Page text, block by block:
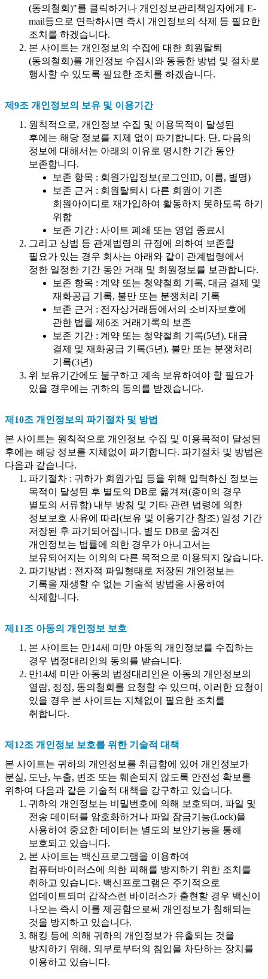
(동의철회)"를 클릭하거나 개인정보관리책임자에게 E-
mail등으로 연락하시면 즉시 개인정보의 삭제 등 필요한
조치를 하겠습니다.
본 사이트는 개인정보의 수집에 대한 회원탈퇴
(동의철회)를 개인정보 수집시와 동등한 방법 및 절차로
행사할 수 있도록 필요한 조치를 하겠습니다.
제9조 개인정보의 보유 및 이용기간
원칙적으로, 개인정보 수집 및 이용목적이 달성된
후에는 해당 정보를 지체 없이 파기합니다. 단, 다음의
정보에 대해서는 아래의 이유로 명시한 기간 동안
보존합니다.
보존 항목 : 회원가입정보(로그인ID, 이름, 별명)
보존 근거 : 회원탈퇴시 다른 회원이 기존
회원아이디로 재가입하여 활동하지 못하도록 하기
위함
보존 기간 : 사이트 폐쇄 또는 영업 종료시
그리고 상법 등 관계법령의 규정에 의하여 보존할
필요가 있는 경우 회사는 아래와 같이 관계법령에서
정한 일정한 기간 동안 거래 및 회원정보를 보관합니다.
보존 항목 : 계약 또는 청약철회 기록, 대금 결제 및
재화공급 기록, 불만 또는 분쟁처리 기록
보존 근거 : 전자상거래등에서의 소비자보호에
관한 법률 제6조 거래기록의 보존
보존 기간 : 계약 또는 청약철회 기록(5년), 대금
결제 및 재화공급 기록(5년), 불만 또는 분쟁처리
기록(3년)
위 보유기간에도 불구하고 계속 보유하여야 할 필요가
있을 경우에는 귀하의 동의를 받겠습니다.
제10조 개인정보의 파기절차 및 방법
본 사이트는 원칙적으로 개인정보 수집 및 이용목적이 달성된
후에는 해당 정보를 지체없이 파기합니다. 파기절차 및 방법은
다음과 같습니다.
파기절차 : 귀하가 회원가입 등을 위해 입력하신 정보는
목적이 달성된 후 별도의 DB로 옮겨져(종이의 경우
별도의 서류함) 내부 방침 및 기타 관련 법령에 의한
정보보호 사유에 따라(보유 및 이용기간 참조) 일정 기간
저장된 후 파기되어집니다. 별도 DB로 옮겨진
개인정보는 법률에 의한 경우가 아니고서는
보유되어지는 이외의 다른 목적으로 이용되지 않습니다.
파기방법 : 전자적 파일형태로 저장된 개인정보는
기록을 재생할 수 없는 기술적 방법을 사용하여
삭제합니다.
제11조 아동의 개인정보 보호
본 사이트는 만14세 미만 아동의 개인정보를 수집하는
경우 법정대리인의 동의를 받습니다.
만14세 미만 아동의 법정대리인은 아동의 개인정보의
열람, 정정, 동의철회를 요청할 수 있으며, 이러한 요청이
있을 경우 본 사이트는 지체없이 필요한 조치를
취합니다.
제12조 개인정보 보호를 위한 기술적 대책
본 사이트는 귀하의 개인정보를 취급함에 있어 개인정보가
분실, 도난, 누출, 변조 또는 훼손되지 않도록 안전성 확보를
위하여 다음과 같은 기술적 대책을 강구하고 있습니다.
귀하의 개인정보는 비밀번호에 의해 보호되며, 파일 및
전송 데이터를 암호화하거나 파일 잠금기능(Lock)을
사용하여 중요한 데이터는 별도의 보안기능을 통해
보호되고 있습니다.
본 사이트는 백신프로그램을 이용하여
컴퓨터바이러스에 의한 피해를 방지하기 위한 조치를
취하고 있습니다. 백신프로그램은 주기적으로
업데이트되며 갑작스런 바이러스가 출현할 경우 백신이
나오는 즉시 이를 제공함으로써 개인정보가 침해되는
것을 방지하고 있습니다.
해킹 등에 의해 귀하의 개인정보가 유출되는 것을
방지하기 위해, 외부로부터의 침입을 차단하는 장치를
이용하고 있습니다.